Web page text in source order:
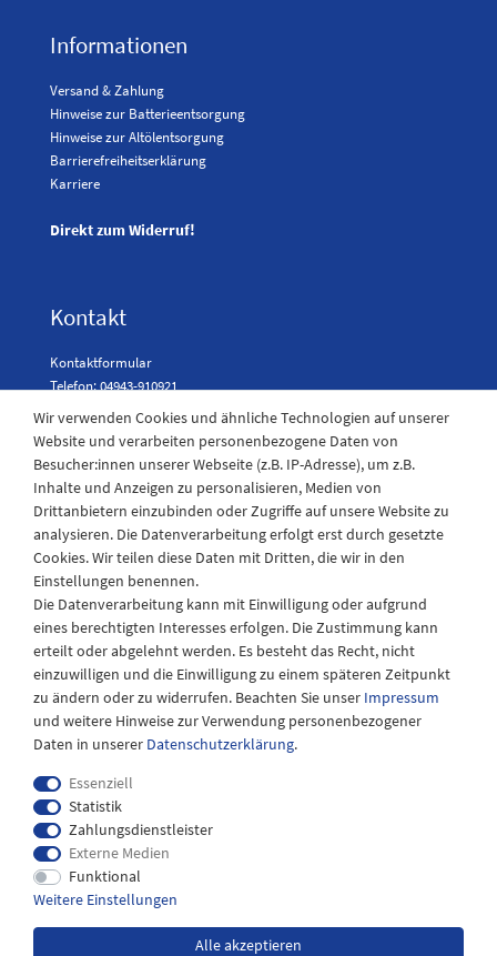
Informationen
Versand & Zahlung
Hinweise zur Batterieentsorgung
Hinweise zur Altölentsorgung
Barrierefreiheitserklärung
Karriere
Direkt zum Widerruf!
Kontakt
Kontaktformular
Telefon: 04943-910921
Laden Öffnungszeiten
Montag - Freitag
08:30 - 12:30 und 13.00 - 17.30 Uhr
Samstags
08:30 bis 12:30 Uhr
Impressum
Widerrufs­recht
Wir verwenden Cookies und ähnliche Technologien auf unserer
Website und verarbeiten personenbezogene Daten von
Besucher:innen unserer Webseite (z.B. IP-Adresse), um z.B.
Inhalte und Anzeigen zu personalisieren, Medien von
Drittanbietern einzubinden oder Zugriffe auf unsere Website zu
analysieren. Die Datenverarbeitung erfolgt erst durch gesetzte
Cookies. Wir teilen diese Daten mit Dritten, die wir in den
Einstellungen benennen.
Die Datenverarbeitung kann mit Einwilligung oder aufgrund
eines berechtigten Interesses erfolgen. Die Zustimmung kann
erteilt oder abgelehnt werden. Es besteht das Recht, nicht
einzuwilligen und die Einwilligung zu einem späteren Zeitpunkt
zu ändern oder zu widerrufen. Beachten Sie unser Impressum
und weitere Hinweise zur Verwendung personenbezogener
Daten in unserer Daten­schutz­erklärung.
Essenziell
Statistik
Zahlungsdienstleister
Externe Medien
Funktional
Weitere Einstellungen
Alle akzeptieren